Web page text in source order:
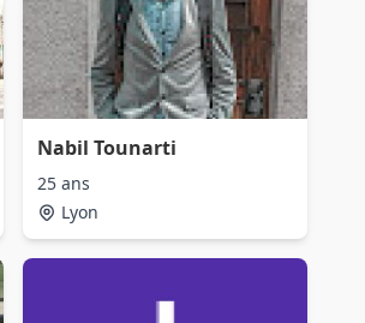
Nabil Tounarti
25 ans
Lyon